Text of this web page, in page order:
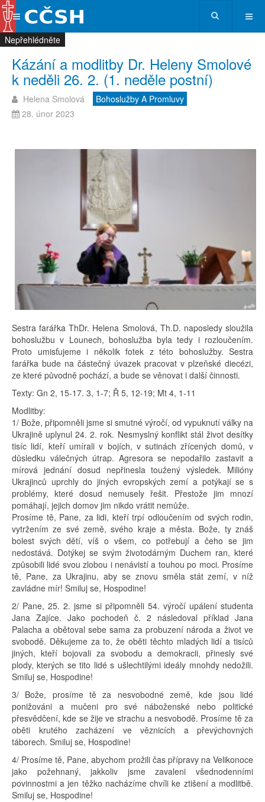
Kázání a modlitby Dr. Heleny Smolové
k neděli 26. 2. (1. neděle postní)
Helena Smolová
Bohoslužby A Promluvy
28. únor 2023
Sestra farářka ThDr. Helena Smolová, Th.D. naposledy sloužila
bohoslužbu v Lounech, bohoslužba byla tedy i rozloučením.
Proto umisťujeme i několik fotek z této bohoslužby. Sestra
farářka bude na částečný úvazek pracovat v plzeňské diecézi,
ze které původně pochází, a bude se věnovat i další činnosti.
Texty: Gn 2, 15-17. 3, 1-7; Ř 5, 12-19; Mt 4, 1-11
Modlitby:
1/ Bože, připomněli jsme si smutné výročí, od vypuknutí války na
Ukrajině uplynul 24. 2. rok. Nesmyslný konflikt stál život desítky
tisíc lidí, kteří umírali v bojích, v sutinách zřícených domů, v
důsledku válečných útrap. Agresora se nepodařilo zastavit a
mírová jednání dosud nepřinesla toužený výsledek. Milióny
Ukrajinců uprchly do jiných evropských zemí a potýkají se s
problémy, které dosud nemusely řešit. Přestože jim mnozí
pomáhají, jejich domov jim nikdo vrátit nemůže.
Prosíme tě, Pane, za lidi, kteří trpí odloučením od svých rodin,
vytržením ze své země, svého kraje a města. Bože, ty znáš
bolest svých dětí, víš o všem, co potřebují a čeho se jim
nedostává. Dotýkej se svým životodárným Duchem ran, které
způsobili lidé svou zlobou i nenávistí a touhou po moci. Prosíme
tě, Pane, za Ukrajinu, aby se znovu směla stát zemí, v níž
zavládne mír! Smiluj se, Hospodine!
2/ Pane, 25. 2. jsme si připomněli 54. výročí upálení studenta
Jana Zajíce. Jako pochodeň č. 2 následoval příklad Jana
Palacha a obětoval sebe sama za probuzení národa a život ve
svobodě. Děkujeme za to, že oběti těchto mladých lidí a tisíců
jiných, kteří bojovali za svobodu a demokracii, přinesly své
plody, kterých se tito lidé s ušlechtilými ideály mnohdy nedožili.
Smiluj se, Hospodine!
3/ Bože, prosíme tě za nesvobodné země, kde jsou lidé
ponižováni a mučeni pro své náboženské nebo politické
přesvědčení, kde se žije ve strachu a nesvobodě. Prosíme tě za
oběti krutého zacházení ve věznicích a převýchovných
táborech. Smiluj se, Hospodine!
4/ Prosíme tě, Pane, abychom prožili čas přípravy na Velikonoce
jako požehnaný, jakkoliv jsme zavaleni všednodenními
povinnostmi a jen těžko nacházíme chvíli ke ztišení a modlitbě.
Smiluj se, Hospodine!
Nepřehlédněte
Nepřehlédněte
Nepřehlédněte
Nepřehlédněte